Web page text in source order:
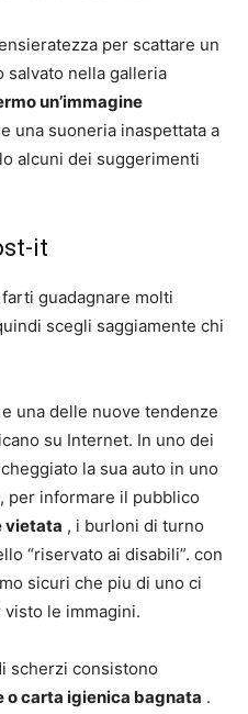
per scattare un
salvato nella galleria
un’immagine
una suoneria inaspettata a
alcuni dei suggerimenti
it
guadagnare molti
scegli saggiamente chi
una delle nuove tendenze
su Internet. In uno dei
la sua auto in uno
per informare il pubblico
vietata , i burloni di turno
“riservato ai disabili”. con
sicuri che piu di uno ci
le immagini.
scherzi consistono
carta igienica bagnata .